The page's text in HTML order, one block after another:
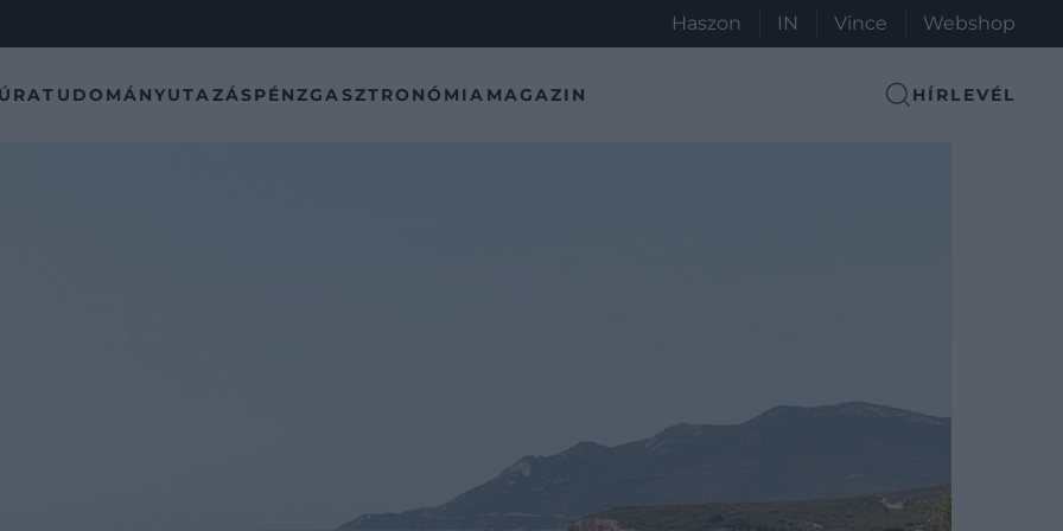
Haszon IN Vince Webshop
TUDOMÁNYUTAZÁSPÉNZGASZTRONÓMIA MAGAZIN HÍRLEVÉL